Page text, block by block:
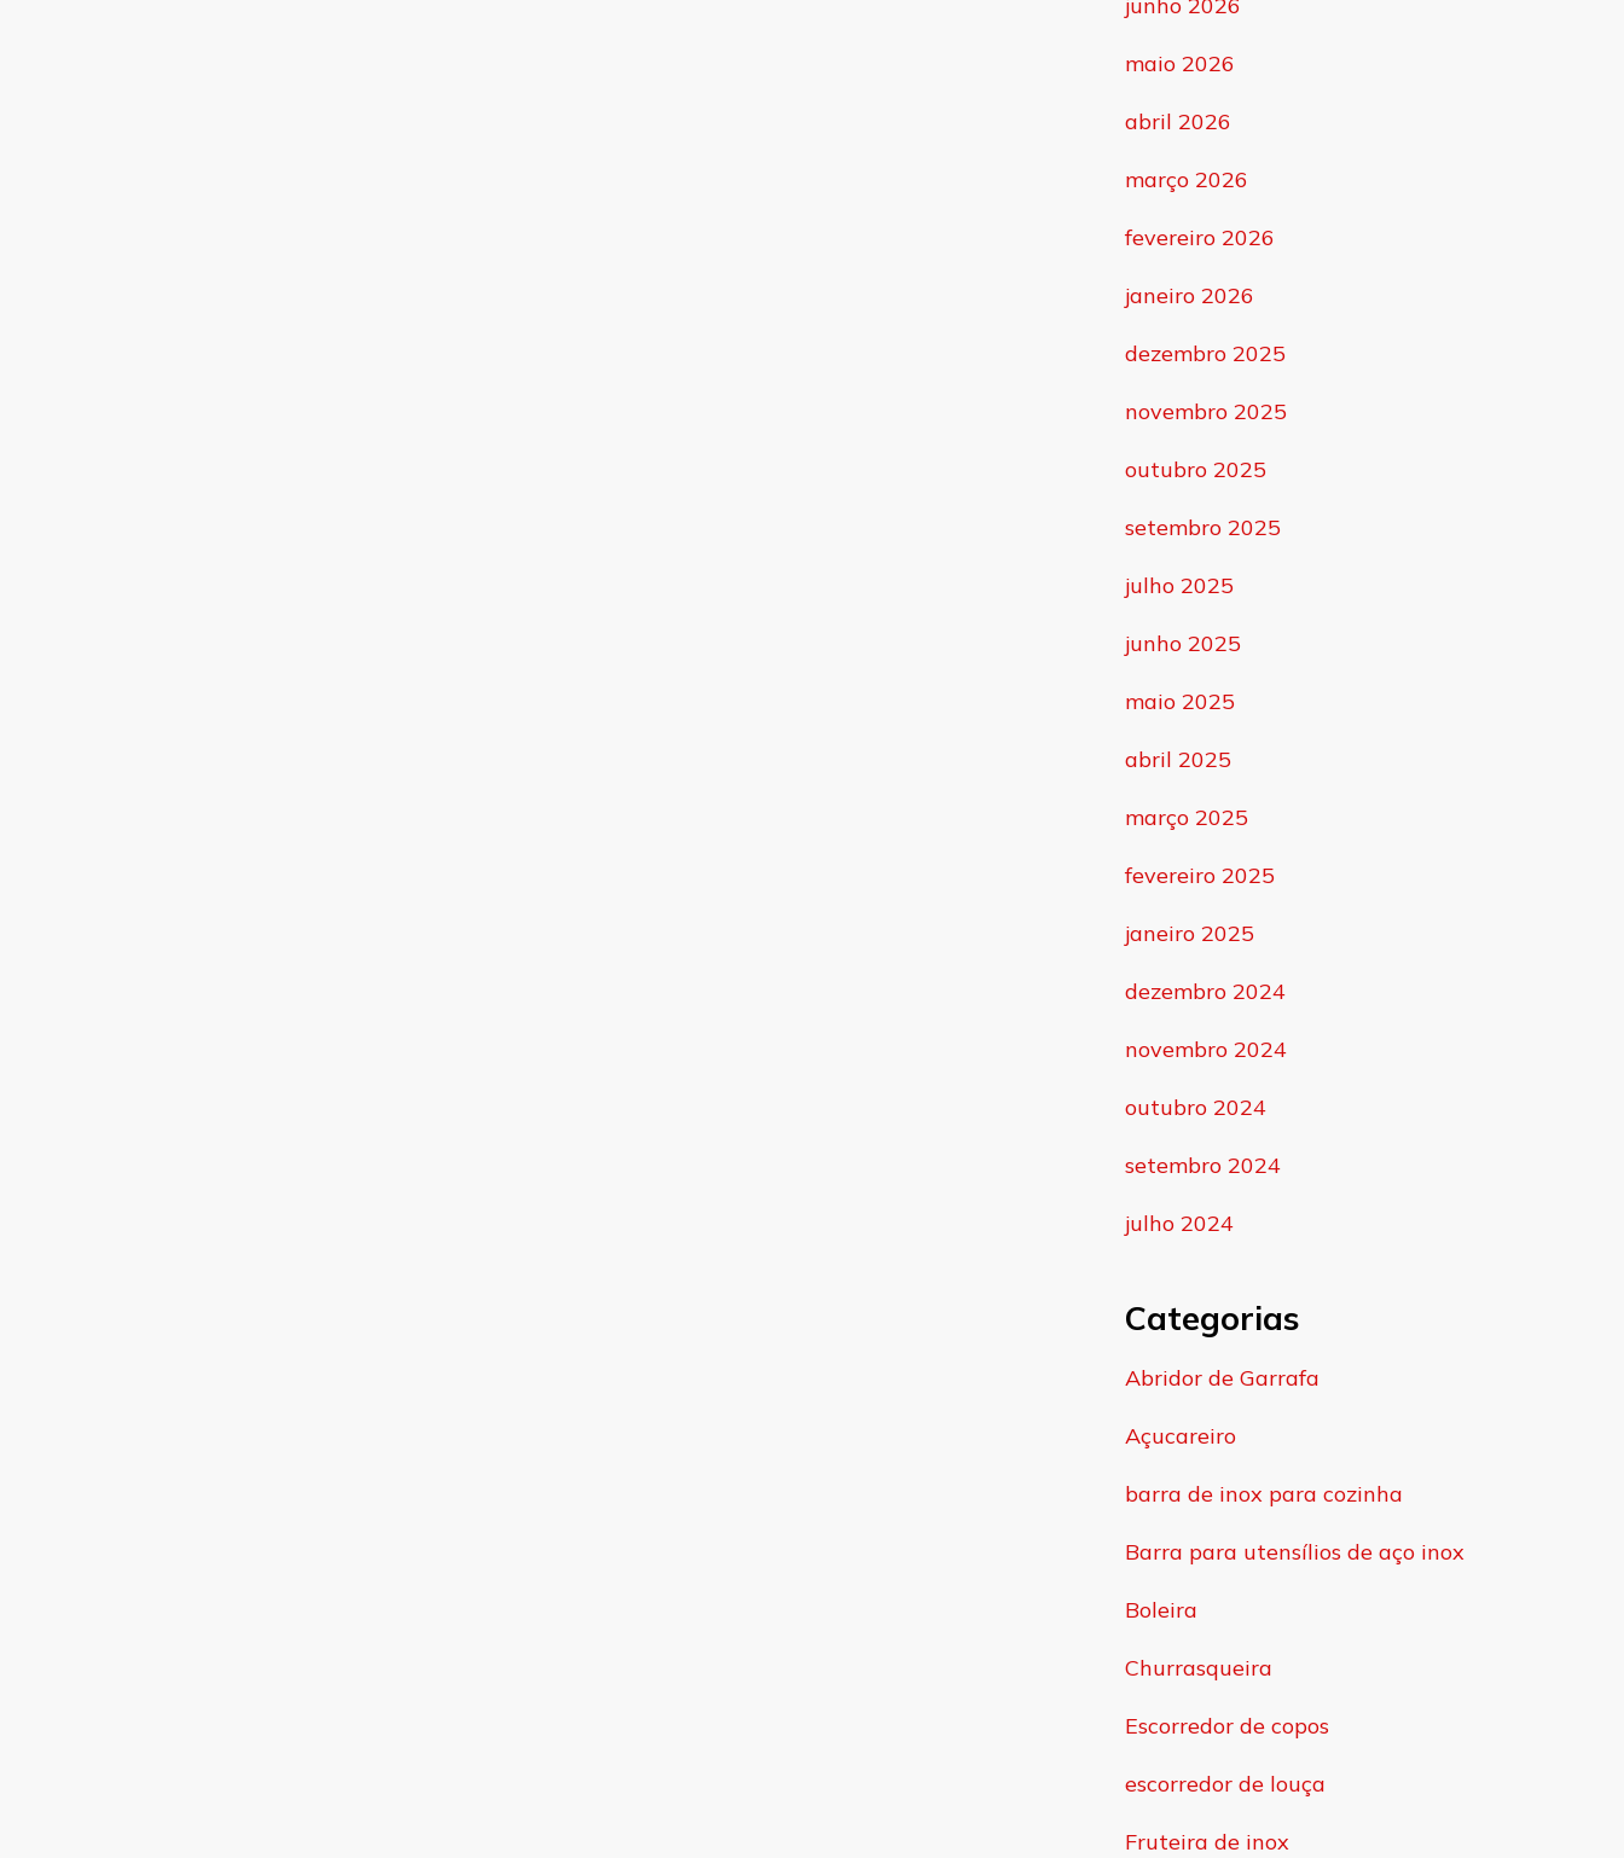
maio 2026
abril 2026
março 2026
fevereiro 2026
janeiro 2026
dezembro 2025
novembro 2025
outubro 2025
setembro 2025
julho 2025
junho 2025
maio 2025
abril 2025
março 2025
fevereiro 2025
janeiro 2025
dezembro 2024
novembro 2024
outubro 2024
setembro 2024
julho 2024
Categorias
Abridor de Garrafa
Açucareiro
barra de inox para cozinha
Barra para utensílios de aço inox
Boleira
Churrasqueira
Escorredor de copos
escorredor de louça
Fruteira de inox